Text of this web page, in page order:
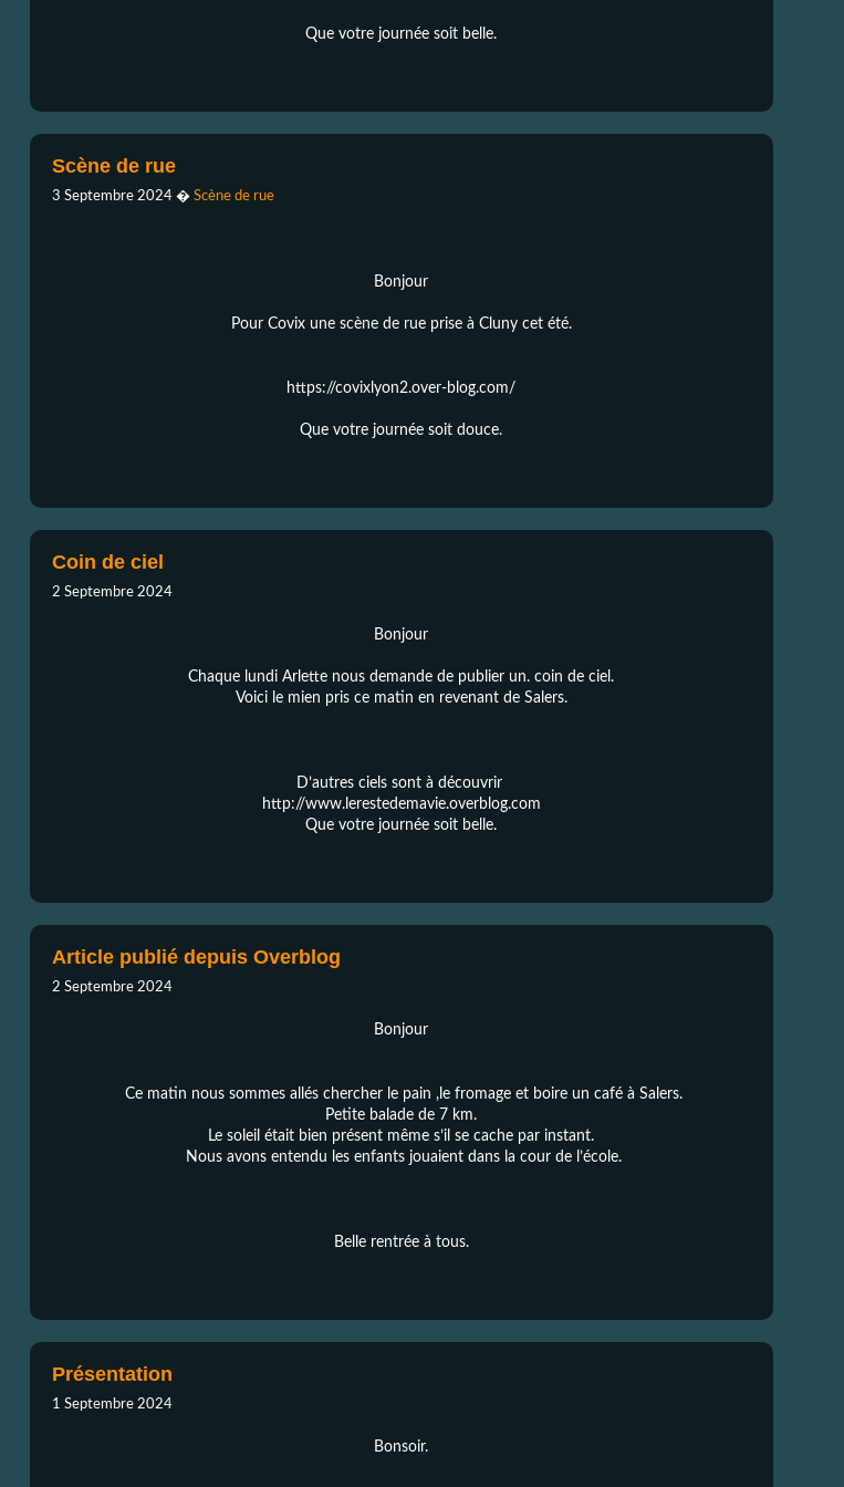
Que votre journée soit belle.
Scène de rue
3 Septembre 2024� Scène de rue
Bonjour
Pour Covix une scène de rue prise à Cluny cet été.
https://covixlyon2.over-blog.com/
Que votre journée soit douce.
Coin de ciel
2 Septembre 2024
Bonjour
Chaque lundi Arlette nous demande de publier un. coin de ciel.
Voici le mien pris ce matin en revenant de Salers.
D’autres ciels sont à découvrir
http://www.lerestedemavie.overblog.com
Que votre journée soit belle.
Article publié depuis Overblog
2 Septembre 2024
Bonjour
Ce matin nous sommes allés chercher le pain ,le fromage et boire un café à Salers.
Petite balade de 7 km.
Le soleil était bien présent même s’il se cache par instant.
Nous avons entendu les enfants jouaient dans la cour de l’école.
Belle rentrée à tous.
Présentation
1 Septembre 2024
Bonsoir.